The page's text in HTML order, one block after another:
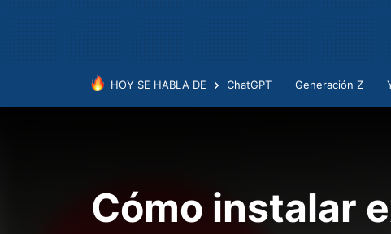
HOY SE HABLA DE ChatGPT Generación Z
Cómo instalar